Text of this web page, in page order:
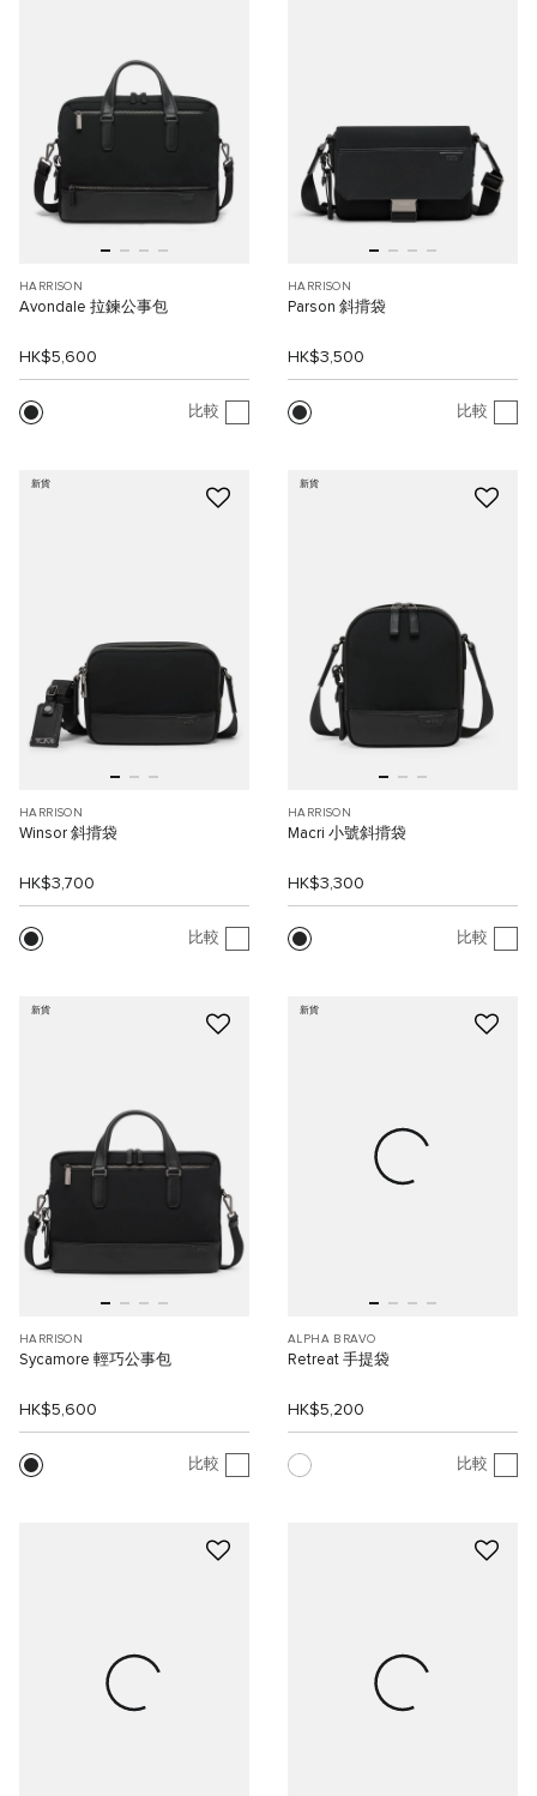
HARRISON
Avondale 拉鍊公事包
HK$5,600
比較
HARRISON
Parson 斜揹袋
HK$3,500
比較
新貨
HARRISON
Winsor 斜揹袋
HK$3,700
比較
新貨
HARRISON
Macri 小號斜揹袋
HK$3,300
比較
新貨
HARRISON
Sycamore 輕巧公事包
HK$5,600
比較
新貨
ALPHA BRAVO
Retreat 手提袋
HK$5,200
比較